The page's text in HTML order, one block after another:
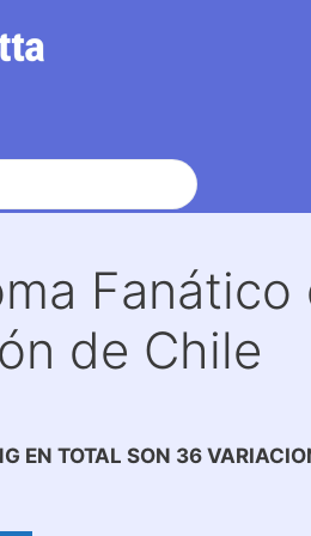
Fanático
de Chile
EN TOTAL SON 36